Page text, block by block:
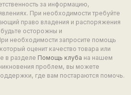
за информацию,
При необходимости требуйте
право владения и распоряжения
осторожны и
необходимости запросите помощь
оценит качество товара или
в разделе Помощь клуба на нашем
проблем, вы можете
где вам постараются помочь.